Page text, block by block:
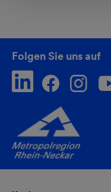
Folgen Sie uns auf